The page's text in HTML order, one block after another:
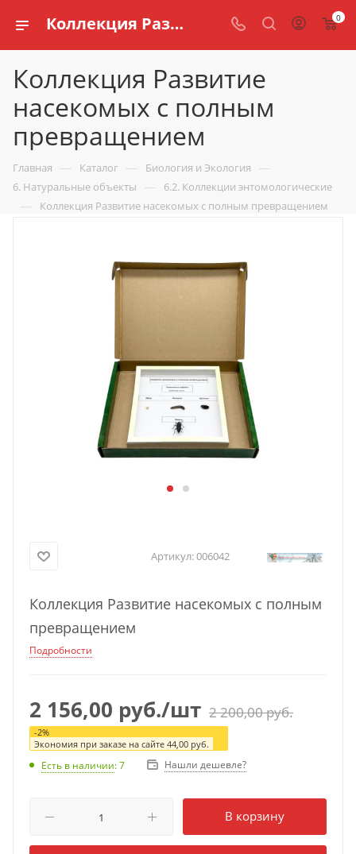
Коллекция Развитие насекомых с полным превращением купить по доступной цене в интернет магазине schools.ru 0
Коллекция Развитие
насекомых с полным
превращением
Главная — Каталог — Биология и Экология —
6. Натуральные объекты — 6.2. Коллекции энтомологические
— Коллекция Развитие насекомых с полным превращением
Артикул:006042
Коллекция Развитие насекомых с полным
превращением
Подробности
2 156,00 руб./шт 2 200,00руб.
-2%
Экономия при заказе на сайте 44,00 руб.
Есть в наличии: 7 Нашли дешевле?
В корзину